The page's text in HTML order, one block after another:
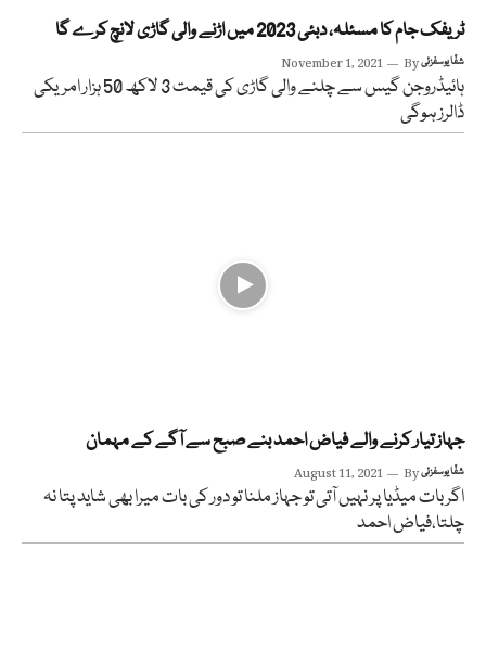
ٹریفک جام کا مسئلہ، دبئی 2023 میں اڑنے والی گاڑی لانچ کرے گا
November 1, 2021 Byشفّا یوسفزئی
ہائیڈروجن گیس سے چلنے والی گاڑی کی قیمت 3 لاکھ 50 ہزار امریکی
ڈالرز ہوگی
جہاز تیار کرنے والے فیاض احمد بنے صبح سے آگے کے مہمان
August 11, 2021 Byشفّا یوسفزئی
اگر بات میڈیا پر نہیں آتی تو جہاز ملنا تو دور کی بات میرا بھی شاید پتا نہ
چلتا،فیاض احمد